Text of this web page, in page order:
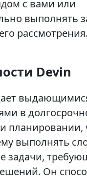
с вами или
выполнять
рассмотрения.
Devin
в
планировании,
выполнять
задачи,
Он